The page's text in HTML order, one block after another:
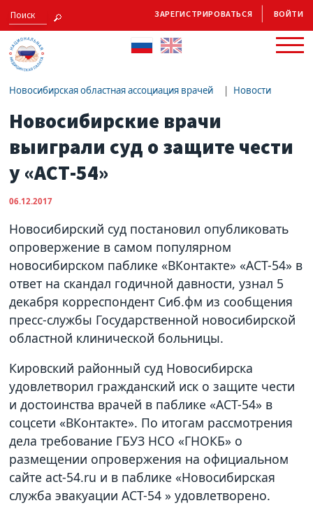
ЗАРЕГИСТРИРОВАТЬСЯ ВОЙТИ
Новосибирская областная ассоциация врачей Новости
Новосибирские врачи
выиграли суд о защите чести
у «АСТ-54»
06.12.2017
Новосибирский суд постановил опубликовать
опровержение в самом популярном
новосибирском паблике «ВКонтакте» «АСТ-54» в
ответ на скандал годичной давности, узнал 5
декабря корреспондент Сиб.фм из сообщения
пресс-службы Государственной новосибирской
областной клинической больницы.
Кировский районный суд Новосибирска
удовлетворил гражданский иск о защите чести
и достоинства врачей в паблике «АСТ-54» в
соцсети «ВКонтакте». По итогам рассмотрения
дела требование ГБУЗ НСО «ГНОКБ» о
размещении опровержения на официальном
сайте act-54.ru и в паблике «Новосибирская
служба эвакуации АСТ-54 » удовлетворено.